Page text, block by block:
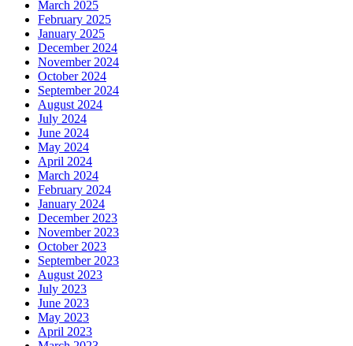
March 2025
February 2025
January 2025
December 2024
November 2024
October 2024
September 2024
August 2024
July 2024
June 2024
May 2024
April 2024
March 2024
February 2024
January 2024
December 2023
November 2023
October 2023
September 2023
August 2023
July 2023
June 2023
May 2023
April 2023